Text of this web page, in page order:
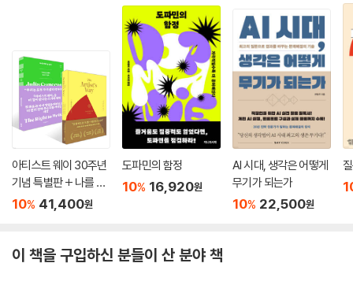
아티스트 웨이 30주년
기념 특별판 + 나를 위
해 쓸 권리 세트
10% 41,400원
도파민의 함정
10% 16,920원
AI 시대, 생각은 어떻게
무기가 되는가
10% 22,500원
이 책을 구입하신 분들이 산 분야 책